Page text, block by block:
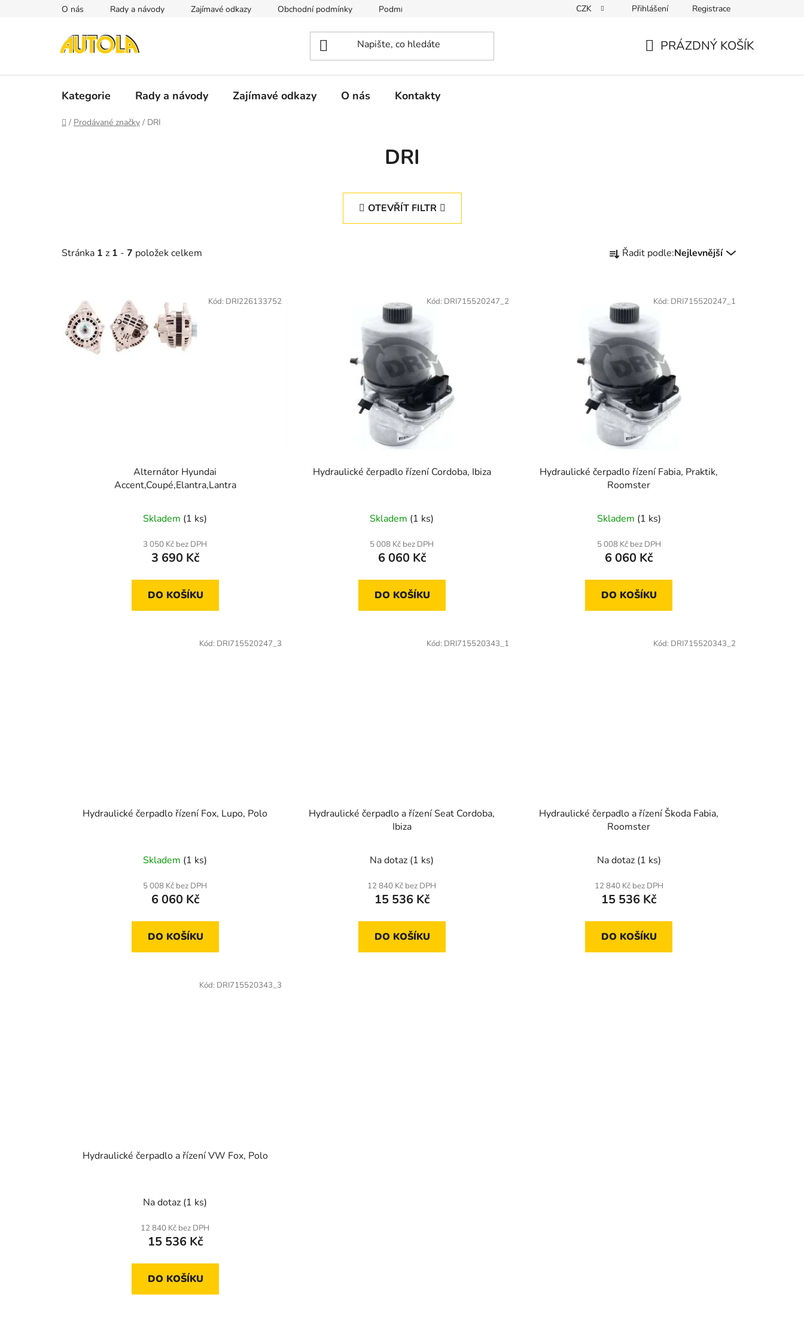
O nás Rady a návody Zajímavé odkazy Obchodní podmínky Podmínky ochrany osobních údajů CZK Přihlášení Registrace
PRÁZDNÝ KOŠÍK
Kategorie Rady a návody Zajímavé odkazy O nás Kontakty
Domů
/ Prodávané značky / DRI
DRI
OTEVŘÍT FILTR
Stránka 1 z 1 - 7 položek celkem
a
n
í
p
r
o
d
u
k
t
ů
Řadit podle:Nejlevnější
p
Alternátor Hyundai
Accent,Coupé,Elantra,Lantra
Skladem (1 ks)
3 050 Kč bez DPH
3 690 Kč
DO KOŠÍKU
Kód: DRI226133752
Hydraulické čerpadlo řízení Cordoba, Ibiza
Skladem (1 ks)
5 008 Kč bez DPH
6 060 Kč
DO KOŠÍKU
Kód: DRI715520247_2
Hydraulické čerpadlo řízení Fabia, Praktik,
Roomster
Skladem (1 ks)
5 008 Kč bez DPH
6 060 Kč
DO KOŠÍKU
Kód: DRI715520247_1
Hydraulické čerpadlo řízení Fox, Lupo, Polo
Skladem (1 ks)
5 008 Kč bez DPH
6 060 Kč
DO KOŠÍKU
Kód: DRI715520247_3
Hydraulické čerpadlo a řízení Seat Cordoba,
Ibiza
Na dotaz (1 ks)
12 840 Kč bez DPH
15 536 Kč
DO KOŠÍKU
Kód: DRI715520343_1
Hydraulické čerpadlo a řízení Škoda Fabia,
Roomster
Na dotaz (1 ks)
12 840 Kč bez DPH
15 536 Kč
DO KOŠÍKU
Kód: DRI715520343_2
Hydraulické čerpadlo a řízení VW Fox, Polo
Na dotaz (1 ks)
12 840 Kč bez DPH
15 536 Kč
DO KOŠÍKU
Kód: DRI715520343_3